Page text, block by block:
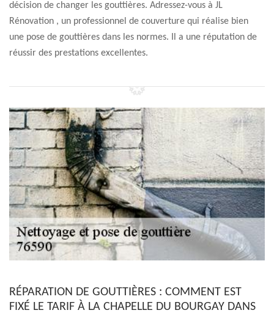
décision de changer les gouttières. Adressez-vous à JL
Rénovation , un professionnel de couverture qui réalise bien
une pose de gouttières dans les normes. Il a une réputation de
réussir des prestations excellentes.
RÉPARATION DE GOUTTIÈRES : COMMENT EST
FIXÉ LE TARIF À LA CHAPELLE DU BOURGAY DANS